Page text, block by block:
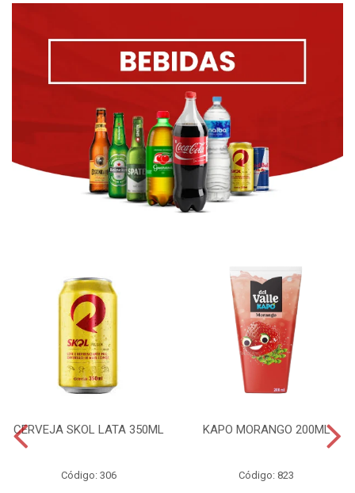
CERVEJA SKOL LATA 350ML
Código: 306
KAPO MORANGO 200ML
Código: 823